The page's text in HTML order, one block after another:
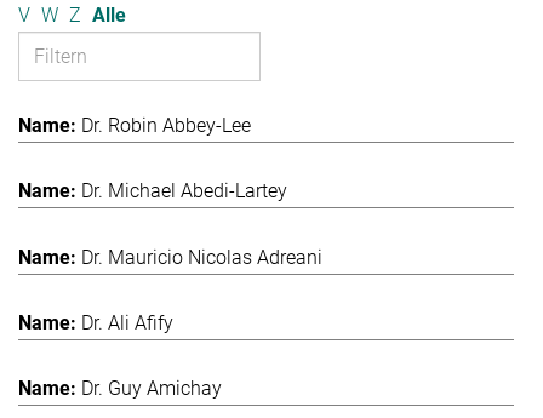
V W Z Alle
Dr. Robin Abbey-Lee
Dr. Michael Abedi-Lartey
Dr. Mauricio Nicolas Adreani
Dr. Ali Afify
Dr. Guy Amichay